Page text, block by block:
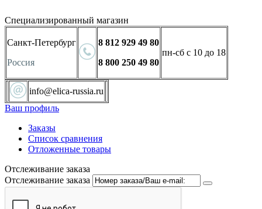
Специализированный магазин
Санкт-Петербург
Россия
8 812 929 49 80
8 800 250 49 80
пн-сб с 10 до 18
info@elica-russia.ru
Ваш профиль
Заказы
Список сравнения
Отложенные товары
Отслеживание заказа
Отслеживание заказа